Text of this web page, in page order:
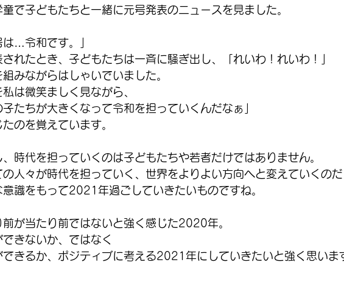
童で子どもたちと一緒に元号発表のニュースを見ました。
は…令和です。」
されたとき、子どもたちは一斉に騒ぎ出し、「れいわ！れいわ！」
組みながらはしゃいでいました。
は微笑ましく見ながら、
子たちが大きくなって令和を担っていくんだなぁ」
のを覚えています。
、時代を担っていくのは子どもたちや若者だけではありません。
の人々が時代を担っていく、世界をよりよい方向へと変えていくの
意識をもって2021年過ごしていきたいものですね。
前が当たり前ではないと強く感じた2020年。
できないか、ではなく
できるか、ポジティブに考える2021年にしていきたいと強く思いま